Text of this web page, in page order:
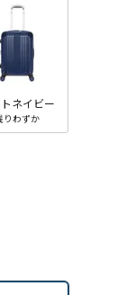
ネイビー
りわずか